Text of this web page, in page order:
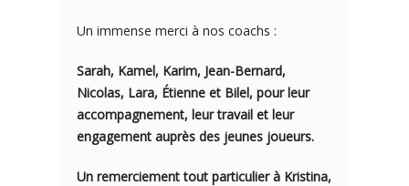
Un immense merci à nos coachs :
Sarah, Kamel, Karim, Jean-Bernard,
Nicolas, Lara, Étienne et Bilel, pour leur
accompagnement, leur travail et leur
engagement auprès des jeunes joueurs.
Un remerciement tout particulier à Kristina,